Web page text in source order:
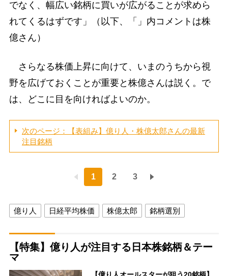
でなく、幅広い銘柄に買いが広がることが求めら
れてくるはずです」（以下、「」内コメントは株
億さん）
さらなる株価上昇に向けて、いまのうちから視
野を広げておくことが重要と株億さんは説く。で
は、どこに目を向ければよいのか。
次のページ：【表組み】億り人・株億太郎さんの最新
注目銘柄
1 2 3
億り人 日経平均株価 株億太郎 銘柄選別
【特集】億り人が注目する日本株銘柄＆テー
マ